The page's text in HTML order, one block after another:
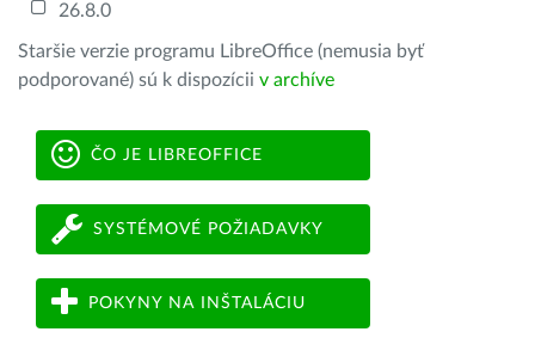
26.8.0
Staršie verzie programu LibreOffice (nemusia byť
podporované) sú k dispozícii v archíve
ČO JE LIBREOFFICE
SYSTÉMOVÉ POŽIADAVKY
POKYNY NA INŠTALÁCIU